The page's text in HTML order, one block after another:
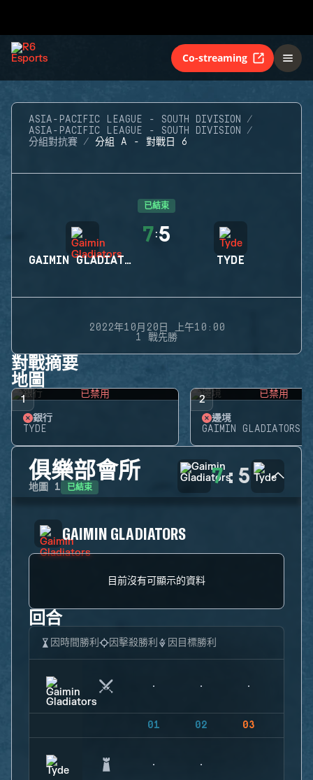
Co-streaming
ASIA-PACIFIC LEAGUE - SOUTH DIVISION
ASIA-PACIFIC LEAGUE - SOUTH DIVISION
分組對抗賽
分組 A - 對戰日 6
已結束
GAIMIN GLADIATORS
7:5
TYDE
2022年10月20日 上午10:00
1 戰先勝
對戰摘要
地圖
1 已禁用
銀行
TYDE
2 已禁用
邊境
GAIMIN GLADIATORS
俱樂部會所
地圖 1 已結束 7: 5
GAIMIN GLADIATORS
目前沒有可顯示的資料
回合
因時間勝利 因擊殺勝利 因目標勝利
01 02 03